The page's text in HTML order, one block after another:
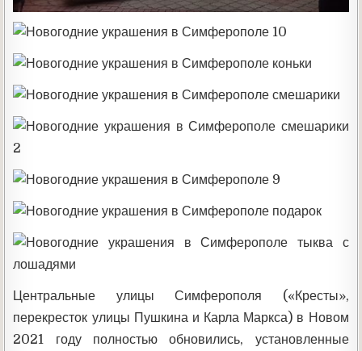
Центральные улицы Симферополя («Кресты»,
перекресток улицы Пушкина и Карла Маркса) в Новом
2021 году полностью обновились, установленные